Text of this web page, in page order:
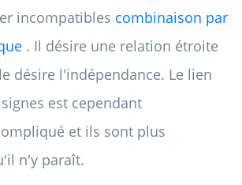
incompatibles combinaison par
. Il désire une relation étroite
désire l'indépendance. Le lien
est cependant
et ils sont plus
n'y paraît.